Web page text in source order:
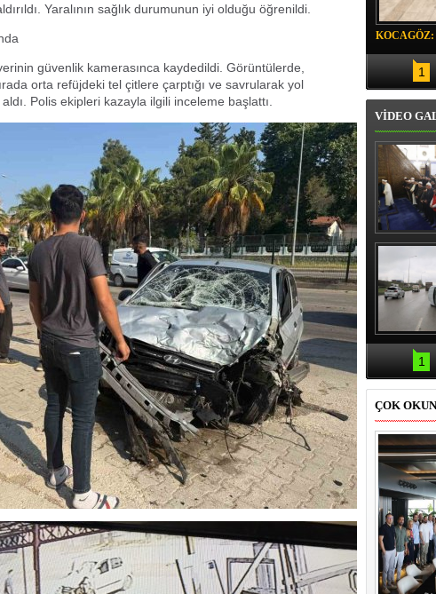
Yaralının sağlık durumunun iyi olduğu öğrenildi.
güvenlik kamerasınca kaydedildi. Görüntülerde,
orta refüjdeki tel çitlere çarptığı ve savrularak yol
Polis ekipleri kazayla ilgili inceleme başlattı.
1
VİDEO
Erbaş,
Veli
teravih
1
ÇOK